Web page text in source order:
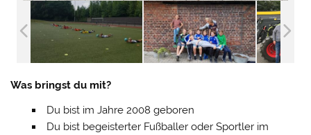
Was bringst du mit?
Du bist im Jahre 2008 geboren
Du bist begeisterter Fußballer oder Sportler im